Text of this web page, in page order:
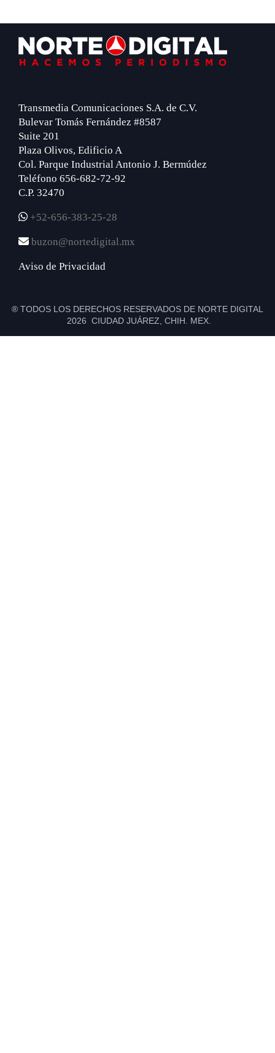
Footer
Transmedia Comunicaciones S.A. de C.V.
Bulevar Tomás Fernández #8587
Suite 201
Plaza Olivos, Edificio A
Col. Parque Industrial Antonio J. Bermúdez
Teléfono 656-682-72-92
C.P. 32470
+52-656-383-25-28
buzon@nortedigital.mx
Aviso de Privacidad
® TODOS LOS DERECHOS RESERVADOS DE NORTE DIGITAL
2026 CIUDAD JUÁREZ, CHIH. MEX.